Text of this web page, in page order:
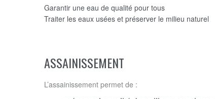
Garantir une eau de qualité pour tous
Traiter les eaux usées et préserver le milieu naturel
ASSAINISSEMENT
L’assainissement permet de :